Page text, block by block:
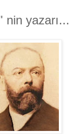
nin yazarı...